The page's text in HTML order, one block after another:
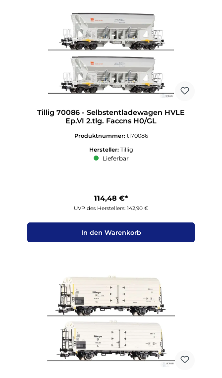
Tillig 70086 - Selbstentladewagen HVLE
Ep.VI 2.tlg. Faccns H0/GL
Produktnummer: tl70086
Hersteller: Tillig
Lieferbar
114,48 €*
UVP des Herstellers: 142,90 €
In den Warenkorb